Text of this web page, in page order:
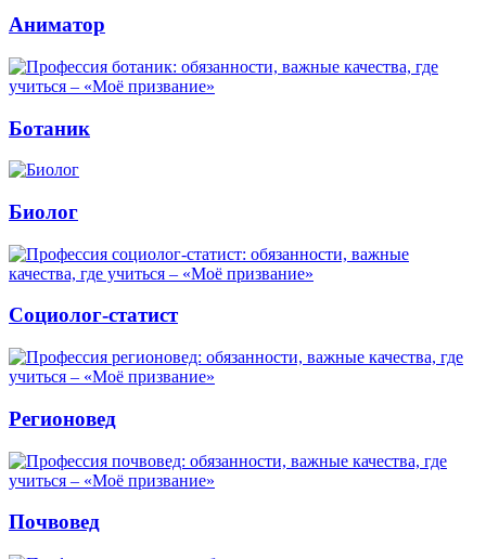
Аниматор
Ботаник
Биолог
Социолог-статист
Регионовед
Почвовед